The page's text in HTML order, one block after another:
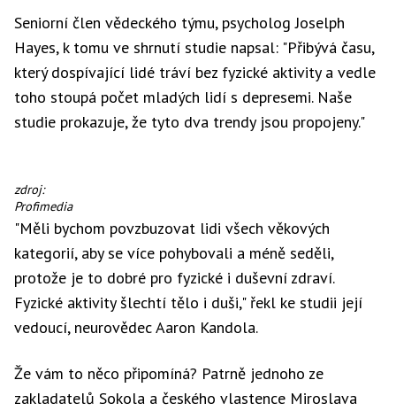
Seniorní člen vědeckého týmu, psycholog Joselph
Hayes, k tomu ve shrnutí studie napsal: "Přibývá času,
který dospívající lidé tráví bez fyzické aktivity a vedle
toho stoupá počet mladých lidí s depresemi. Naše
studie prokazuje, že tyto dva trendy jsou propojeny."
zdroj:
Profimedia
"Měli bychom povzbuzovat lidi všech věkových
kategorií, aby se více pohybovali a méně seděli,
protože je to dobré pro fyzické i duševní zdraví.
Fyzické aktivity šlechtí tělo i duši," řekl ke studii její
vedoucí, neurovědec Aaron Kandola.
Že vám to něco připomíná? Patrně jednoho ze
zakladatelů Sokola a českého vlastence Miroslava